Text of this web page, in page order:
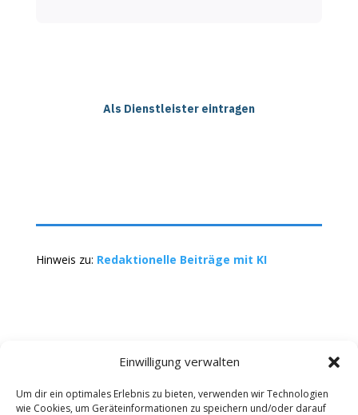
Einwilligung verwalten
Um dir ein optimales Erlebnis zu bieten, verwenden wir Technologien
wie Cookies, um Geräteinformationen zu speichern und/oder darauf
Als Dienstleister eintragen
Hinweis zu: Redaktionelle Beiträge mit KI
Kontakt Impressum Datenschutz